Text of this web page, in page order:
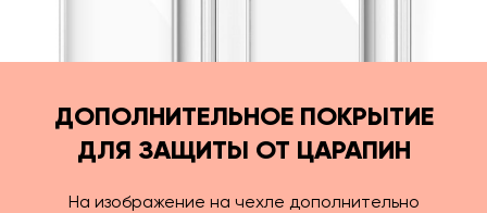
ДОПОЛНИТЕЛЬНОЕ ПОКРЫТИЕ
ДЛЯ ЗАЩИТЫ ОТ ЦАРАПИН
На изображение на чехле дополнительно